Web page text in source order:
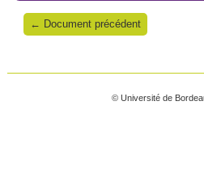
← Document précédent
© Université de